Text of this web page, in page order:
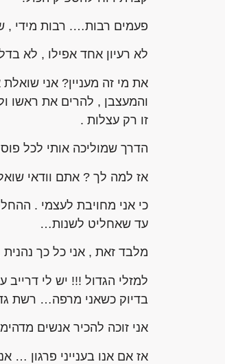
פעמים רבות…. רבות מידי ,
לא רעיון אחד אפילו , לא
את מי זה מעניין? אני
והמעצבן , להרים את ראשו
זו רק עצלות .
הדרך שמוליכה אותי לכל
אז למה לך ? אתם וודאי
כי אני מחויבת לעצמי .
עד שאחליט לשנות…
מלבד זאת , אני כל כך
למזלי הגדול !!! יש לי
בדיוק כשאני מרפה… רשת
אני זוכה להכיר אנשים
אז אם אנו בענייני פרגון …